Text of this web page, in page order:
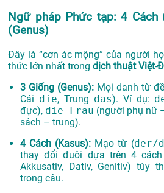
Ngữ pháp Phức tạp: 4 Cách
(Genus)
Đây là “cơn ác mộng” của người
thức lớn nhất trong dịch thuật Việt-
3 Giống (Genus): Mọi danh từ
Cái die, Trung das). Ví dụ:
đực), die Frau (người phụ nữ
sách – trung).
4 Cách (Kasus): Mạo từ (der/
thay đổi đuôi dựa trên 4 cách
Akkusativ, Dativ, Genitiv) tùy
trong câu.